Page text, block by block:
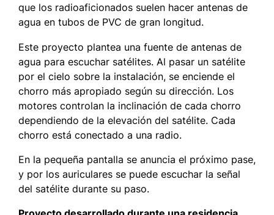
que los radioaficionados suelen hacer antenas de
agua en tubos de PVC de gran longitud.
Este proyecto plantea una fuente de antenas de
agua para escuchar satélites. Al pasar un satélite
por el cielo sobre la instalación, se enciende el
chorro más apropiado según su dirección. Los
motores controlan la inclinación de cada chorro
dependiendo de la elevación del satélite. Cada
chorro está conectado a una radio.
En la pequeña pantalla se anuncia el próximo pase,
y por los auriculares se puede escuchar la señal
del satélite durante su paso.